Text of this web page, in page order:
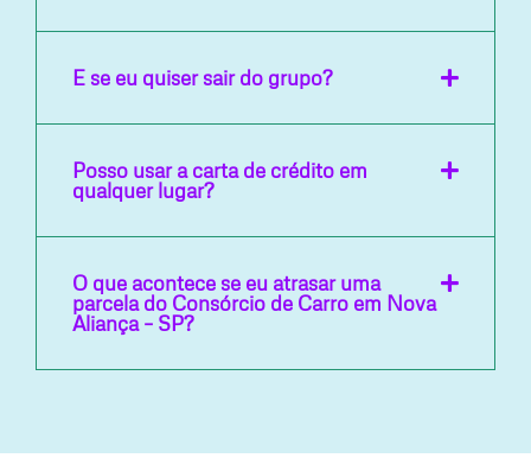
E se eu quiser sair do grupo?
Posso usar a carta de crédito em
qualquer lugar?
O que acontece se eu atrasar uma
parcela do Consórcio de Carro em Nova
Aliança – SP?